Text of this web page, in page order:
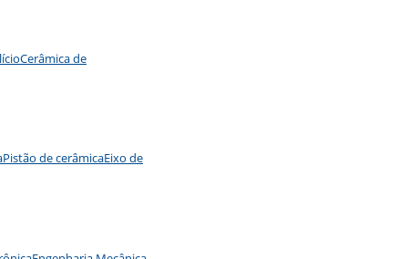
Cerâmica de
Pistão de cerâmicaEixo de